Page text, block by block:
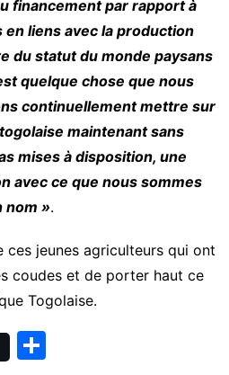
financement par rapport à
en liens avec la production
du statut du monde paysans
quelque chose que nous
continuellement mettre sur
maintenant sans
mises à disposition, une
avec ce que nous sommes
nom ».
ces jeunes agriculteurs qui ont
coudes et de porter haut ce
Togolaise.